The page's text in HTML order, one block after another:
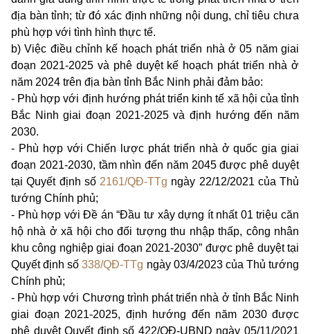
địa bàn tỉnh; từ đó xác định những nội dung, chỉ tiêu chưa
phù hợp với tình hình thực tế.
b) Việc điều chỉnh kế hoạch phát triển nhà ở 05 năm giai
đoạn 2021-2025 và phê duyệt kế hoạch phát triển nhà ở
năm 2024 trên địa bàn tỉnh Bắc Ninh phải đảm bảo:
- Phù hợp với định hướng phát triển kinh tế xã hội của tỉnh
Bắc Ninh giai đoạn 2021-2025 và định hướng đến năm
2030.
- Phù hợp với Chiến lược phát triển nhà ở quốc gia giai
đoạn 2021-2030, tầm nhìn đến năm 2045 được phê duyệt
tại Quyết định số 2161/QĐ-TTg ngày 22/12/2021 của Thủ
tướng Chính phủ;
- Phù hợp với Đề án “Đầu tư xây dựng ít nhất 01 triệu căn
hộ nhà ở xã hội cho đối tượng thu nhập thấp, công nhân
khu công nghiệp giai đoạn 2021-2030” được phê duyệt tại
Quyết định số338/QĐ-TTg ngày 03/4/2023 của Thủ tướng
Chính phủ;
- Phù hợp với Chương trình phát triển nhà ở tỉnh Bắc Ninh
giai đoạn 2021-2025, định hướng đến năm 2030 được
phê duyệt Quyết định số 422/QĐ-UBND ngày 05/11/2021